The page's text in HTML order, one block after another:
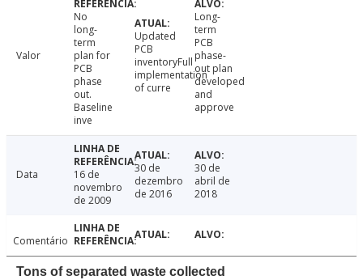
Valor
No
long-
term
plan for
PCB
phase
out.
Baseline
inve
Updated
PCB
inventoryFull
implementation
of curre
Long-
term
PCB
phase-
out plan
developed
and
approve
Data
16 de
novembro
de 2009
30 de
dezembro
de 2016
30 de
abril de
2018
Comentário
Tons of separated waste collected